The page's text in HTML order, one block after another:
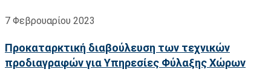
7 Φεβρουαρίου 2023
Προκαταρκτική διαβούλευση των τεχνικών
προδιαγραφών για Υπηρεσίες Φύλαξης Χώρων